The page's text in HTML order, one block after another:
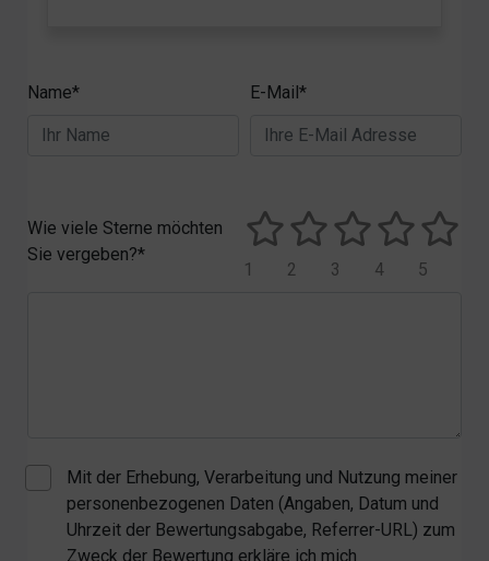
Name* E-Mail*
Wie viele Sterne möchten
Sie vergeben?*
5
4
3
2
1
Mit der Erhebung, Verarbeitung und Nutzung meiner
personenbezogenen Daten (Angaben, Datum und
Uhrzeit der Bewertungsabgabe, Referrer-URL) zum
Zweck der Bewertung erkläre ich mich